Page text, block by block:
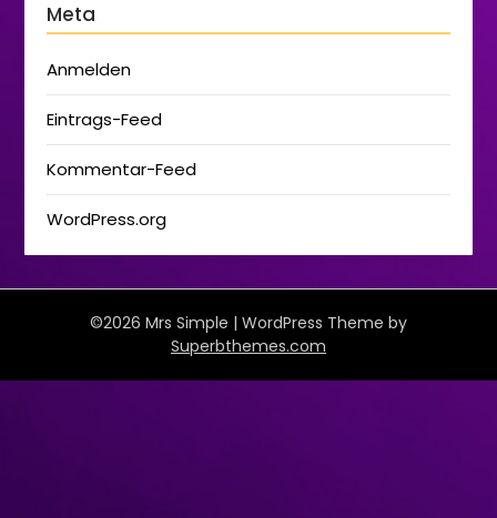
Meta
Anmelden
Eintrags-Feed
Kommentar-Feed
WordPress.org
©2026 Mrs Simple | WordPress Theme by
Superbthemes.com